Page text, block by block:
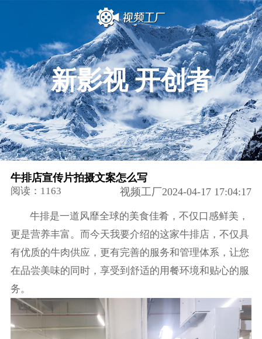
新影视 开创者
牛排店宣传片拍摄文案怎么写
阅读：1163 视频工厂2024-04-17 17:04:17
牛排是一道风靡全球的美食佳肴，不仅口感鲜美，
更是营养丰富。而今天我要介绍的这家牛排店，不仅具
有优质的牛肉供应，更有完善的服务和管理体系，让您
在品尝美味的同时，享受到舒适的用餐环境和贴心的服
务。